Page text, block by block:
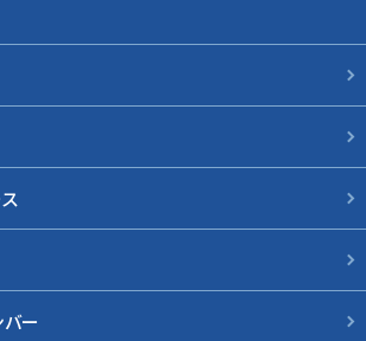
ー